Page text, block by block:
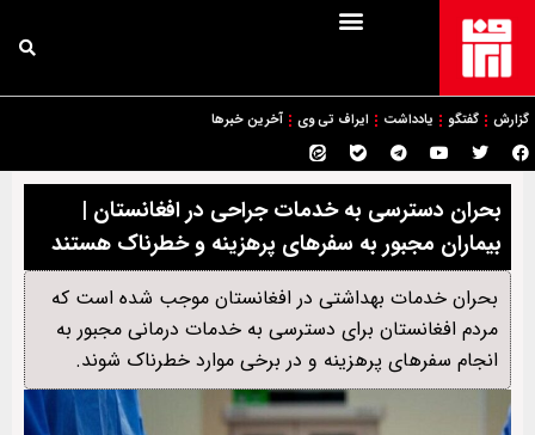
گزارش گفتگو یادداشت ایراف تی وی آخرین خبرها
بحران دسترسی به خدمات جراحی در افغانستان |
بیماران مجبور به سفرهای پرهزینه و خطرناک هستند
بحران خدمات بهداشتی در افغانستان موجب شده است که
مردم افغانستان برای دسترسی به خدمات درمانی مجبور به
انجام سفرهای پرهزینه و در برخی موارد خطرناک شوند.